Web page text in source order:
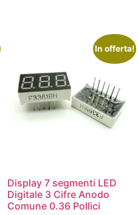
In offerta!
Display 7 segmenti LED
Digitale 3 Cifre Anodo
Comune 0.36 Pollici